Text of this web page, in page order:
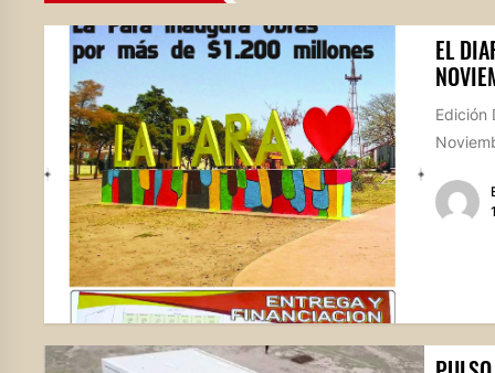
EL
Edición